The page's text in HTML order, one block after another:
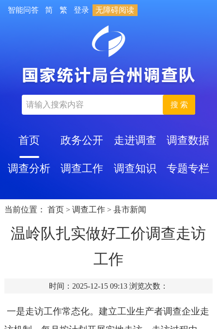
智能问答 简 繁 登录 无障碍阅读
搜 索
首页 政务公开 走进调查 调查数据
调查分析 调查工作 调查知识 专题专栏
当前位置： 首页 > 调查工作 > 县市新闻
温岭队扎实做好工价调查走访
工作
时间：2025-12-15 09:13 浏览次数：
一是走访工作常态化。建立工业生产者调查企业走